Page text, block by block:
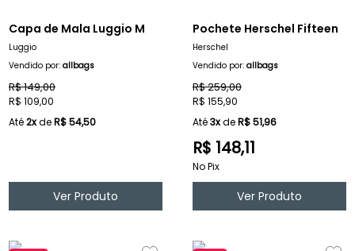
Capa de Mala Luggio M
Luggio
Vendido por: allbags
R$ 149,00
R$ 109,00
Até2xdeR$ 54,50
Ver Produto
Pochete Herschel Fifteen
Herschel
Vendido por: allbags
R$ 259,00
R$ 155,90
Até3xdeR$ 51,96
R$ 148,11
No Pix
Ver Produto